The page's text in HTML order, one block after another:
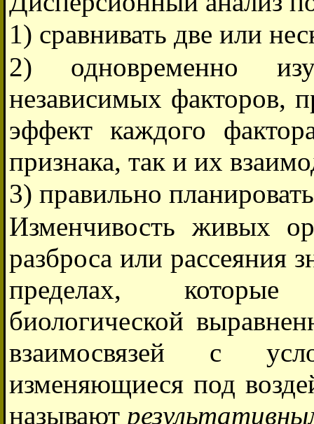
1) сравнивать две или
2) одновременно
независимых факторов,
эффект каждого
признака, так и их
3) правильно
Изменчивость живых
разброса или рассеяния
пределах, которые
биологической
взаимосвязей с
изменяющиеся под
называют